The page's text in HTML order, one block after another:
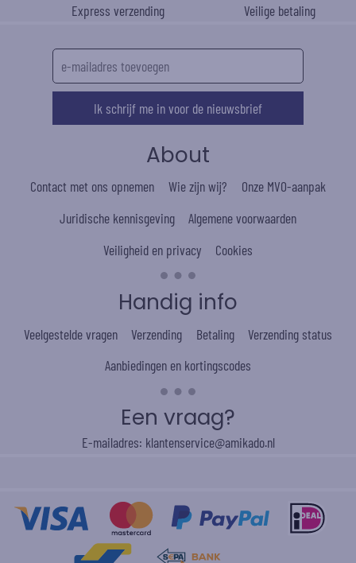
Express verzending Veilige betaling
Ik schrijf me in voor de nieuwsbrief
About
Contact met ons opnemen Wie zijn wij?
Onze MVO-aanpak
Juridische kennisgeving
Algemene voorwaarden
Veiligheid en privacy
Cookies
Handig info
Veelgestelde vragen Verzending Betaling
Verzending status
Aanbiedingen en kortingscodes
Een vraag?
E-mailadres: klantenservice@amikado.nl